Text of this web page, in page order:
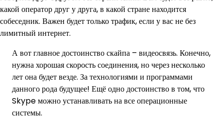
какой оператор друг у друга, в какой стране находится
собеседник. Важен будет только трафик, если у вас не без
лимитный интернет.
А вот главное достоинство скайпа – видеосвязь. Конечно,
нужна хорошая скорость соединения, но через несколько
лет она будет везде. За технологиями и программами
данного рода будущее! Ещё одно достоинство в том, что
Skype можно устанавливать на все операционные
системы.